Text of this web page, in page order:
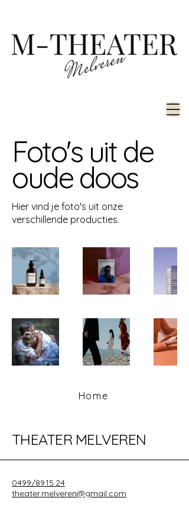
Foto's uit de
oude doos
Hier vind je foto's uit onze
verschillende producties.
Home
THEATER MELVEREN
0499/89.15.24
theater.melveren@gmail.com